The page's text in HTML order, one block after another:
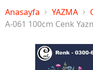
Anasayfa YAZMA
A-061 100cm Cenk